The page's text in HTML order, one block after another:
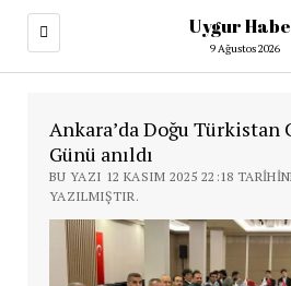
Uygur
9 Ağustos 2026
Ankara’da Doğu
Günü anıldı
BU YAZI 12 KASIM 2025 22:18
YAZILMIŞTIR.